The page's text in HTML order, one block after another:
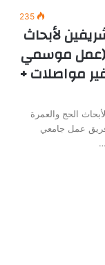
235
لأبحاث
(عمل موسمي
مواصلات +
الحج والعمرة
عمل جامعي